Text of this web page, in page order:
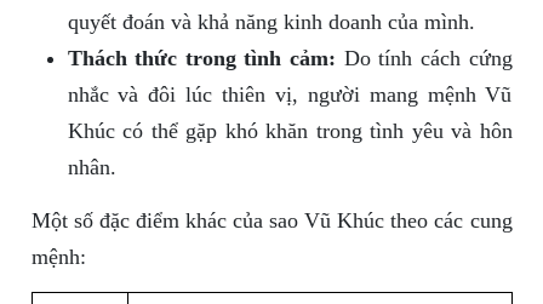
quyết đoán và khả năng kinh doanh của mình.
Thách thức trong tình cảm: Do tính cách cứng
nhắc và đôi lúc thiên vị, người mang mệnh Vũ
Khúc có thể gặp khó khăn trong tình yêu và hôn
nhân.
Một số đặc điểm khác của sao Vũ Khúc theo các cung
mệnh: